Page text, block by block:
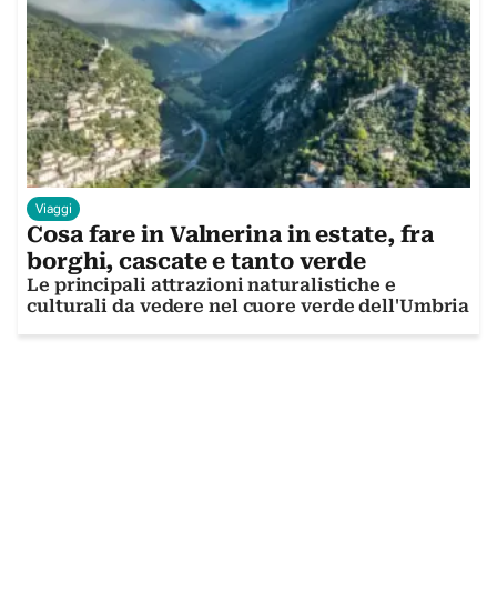
Viaggi
Cosa fare in Valnerina in estate, fra
borghi, cascate e tanto verde
Le principali attrazioni naturalistiche e
culturali da vedere nel cuore verde dell'Umbria